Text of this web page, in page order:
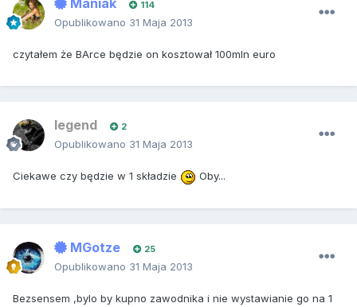
Maniak 114
Opublikowano 31 Maja 2013
czytałem że BArce będzie on kosztował 100mln euro
legend 2
Opublikowano 31 Maja 2013
Ciekawe czy będzie w 1 składzie Oby...
MGotze 25
Opublikowano 31 Maja 2013
Bezsensem ,bylo by kupno zawodnika i nie wystawianie go na 1